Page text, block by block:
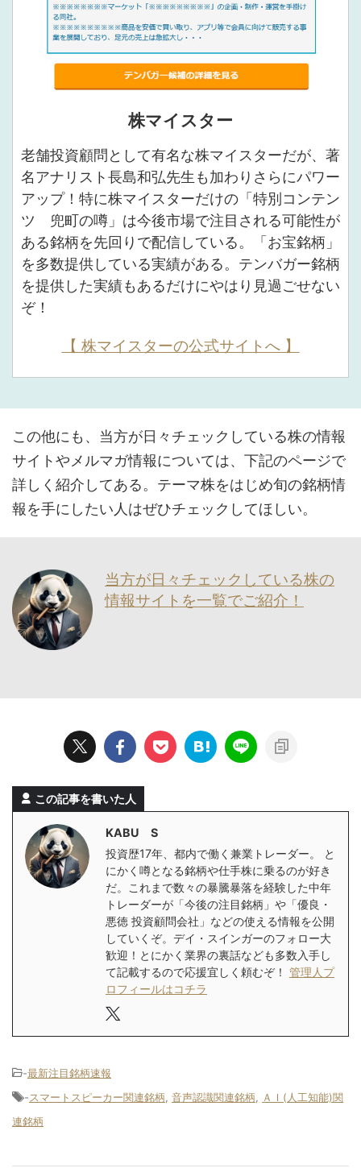
株マイスター
老舗投資顧問として有名な株マイスターだが、著
名アナリスト長島和弘先生も加わりさらにパワー
アップ！特に株マイスターだけの「特別コンテン
ツ 兜町の噂」は今後市場で注目される可能性が
ある銘柄を先回りで配信している。「お宝銘柄」
を多数提供している実績がある。テンバガー銘柄
を提供した実績もあるだけにやはり見過ごせない
ぞ！
【 株マイスターの公式サイトへ 】
この他にも、当方が日々チェックしている株の情報
サイトやメルマガ情報については、下記のページで
詳しく紹介してある。テーマ株をはじめ旬の銘柄情
報を手にしたい人はぜひチェックしてほしい。
当方が日々チェックしている株の
情報サイトを一覧でご紹介！
この記事を書いた人
KABU S
投資歴17年、都内で働く兼業トレーダー。 と
にかく噂となる銘柄や仕手株に乗るのが好き
だ。これまで数々の暴騰暴落を経験した中年
トレーダーが「今後の注目銘柄」や「優良・
悪徳 投資顧問会社」などの使える情報を公開
していくぞ。デイ・スインガーのフォロー大
歓迎！とにかく業界の裏話なども多数入手し
て記載するので応援宜しく頼むぞ！ 管理人プ
ロフィールはコチラ
-最新注目銘柄速報
-スマートスピーカー関連銘柄, 音声認識関連銘柄, ＡＩ(人工知能)関
連銘柄